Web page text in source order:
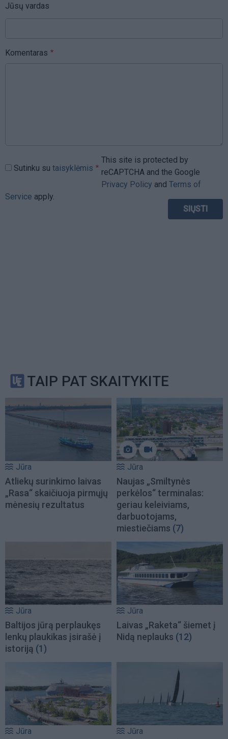
Jūsų vardas
Komentaras
Sutinku su taisyklėmis
This site is protected by
reCAPTCHA and the Google
Privacy Policy and Terms of
Service apply.
TAIP PAT SKAITYKITE
Jūra
Atliekų surinkimo laivas
„Rasa“ skaičiuoja pirmųjų
mėnesių rezultatus
Jūra
Naujas „Smiltynės
perkėlos“ terminalas:
geriau keleiviams,
darbuotojams,
miestiečiams (7)
Jūra
Baltijos jūrą perplaukęs
lenkų plaukikas įsirašė į
istoriją (1)
Jūra
Laivas „Raketa“ šiemet į
Nidą neplauks (12)
Jūra Jūra